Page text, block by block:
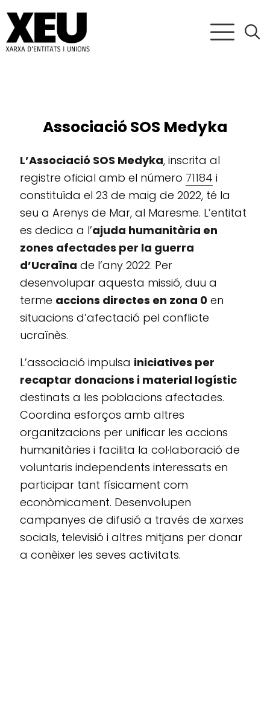
Associació SOS Medyka
L’Associació SOS Medyka, inscrita al
registre oficial amb el número 71184 i
constituïda el 23 de maig de 2022, té la
seu a Arenys de Mar, al Maresme. L’entitat
es dedica a l’ajuda humanitària en
zones afectades per la guerra
d’Ucraïna de l’any 2022. Per
desenvolupar aquesta missió, duu a
terme accions directes en zona 0 en
situacions d’afectació pel conflicte
ucraïnès.
L’associació impulsa iniciatives per
recaptar donacions i material logístic
destinats a les poblacions afectades.
Coordina esforços amb altres
organitzacions per unificar les accions
humanitàries i facilita la col·laboració de
voluntaris independents interessats en
participar tant físicament com
econòmicament. Desenvolupen
campanyes de difusió a través de xarxes
socials, televisió i altres mitjans per donar
a conèixer les seves activitats.